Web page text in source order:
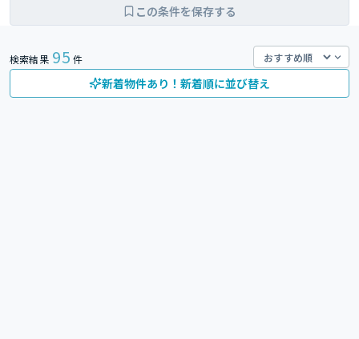
この条件を保存する
検索結果 95 件
新着物件あり！新着順に並び替え